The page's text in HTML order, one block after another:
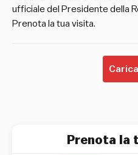
ufficiale del Presidente della
Prenota la tua visita.
Prenota la